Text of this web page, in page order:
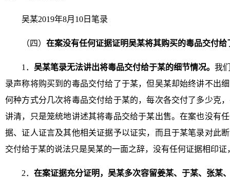
吴某2019年8月10日笔录
（四） 在案没有任何证据证明吴某将其购买的毒品交付给
1． 吴某笔录无法讲出将毒品交付给于某的细节情况。 我
录声称将购买到的毒品交付给了于某，但吴某却始终讲不出
何种方式分几次将毒品交付给于某的，每次各交付了多少克
讲清，只是笼统地讲述其将毒品交给于某出售。在案也没有
据、证人证言及其他相关证据予以证实，而且于某笔录对此
交付给于某的说法只是吴某的一面之辞，没有任何证据相印证
2． 在案证据充分证明，吴某多次容留姜某、于某、张某